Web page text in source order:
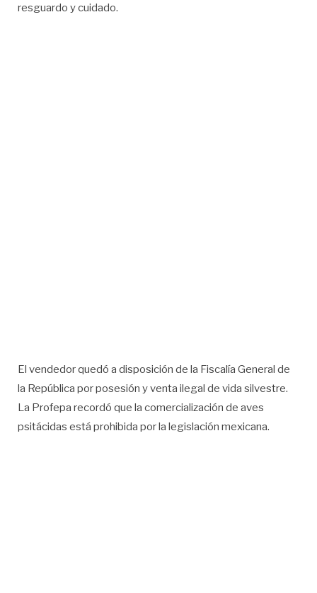
resguardo y cuidado.
El vendedor quedó a disposición de la Fiscalía General de
la República por posesión y venta ilegal de vida silvestre.
La Profepa recordó que la comercialización de aves
psitácidas está prohibida por la legislación mexicana.